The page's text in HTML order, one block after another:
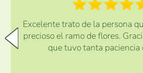
Excelente trato de la persona
precioso el ramo de flores.
que tuvo tanta paciencia